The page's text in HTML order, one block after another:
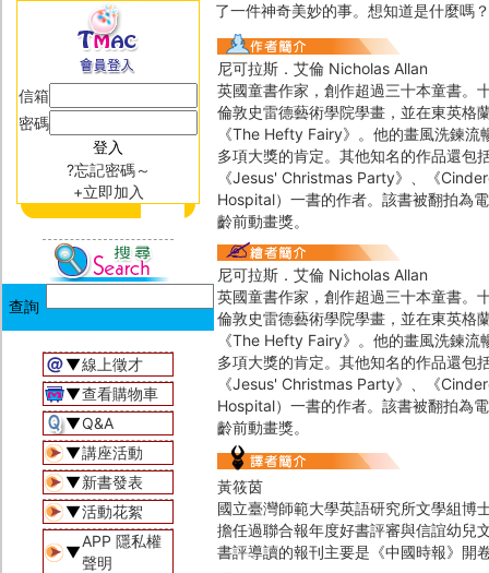
信箱
密碼
?忘記密碼～
+立即加入
▼線上徵才
▼查看購物車
▼Q&A
▼講座活動
▼新書發表
▼活動花絮
▼
APP 隱私權
聲明
了一件神奇美妙的事。想知道是什麼嗎
尼可拉斯．艾倫 Nicholas Allan
英國童書作家，創作超過三十本童書。
倫敦史雷德藝術學院學畫，並在東英格
《The Hefty Fairy》。他的畫風洗鍊
多項大獎的肯定。其他知名的作品還包
《Jesus' Christmas Party》、《
Hospital）一書的作者。該書被翻拍為
齡前動畫獎。
尼可拉斯．艾倫 Nicholas Allan
英國童書作家，創作超過三十本童書。
倫敦史雷德藝術學院學畫，並在東英格
《The Hefty Fairy》。他的畫風洗鍊
多項大獎的肯定。其他知名的作品還包
《Jesus' Christmas Party》、《
Hospital）一書的作者。該書被翻拍為
齡前動畫獎。
黃筱茵
國立臺灣師範大學英語研究所文學組博
擔任過聯合報年度好書評審與信誼幼兒
書評導讀的報刊主要是《中國時報》開